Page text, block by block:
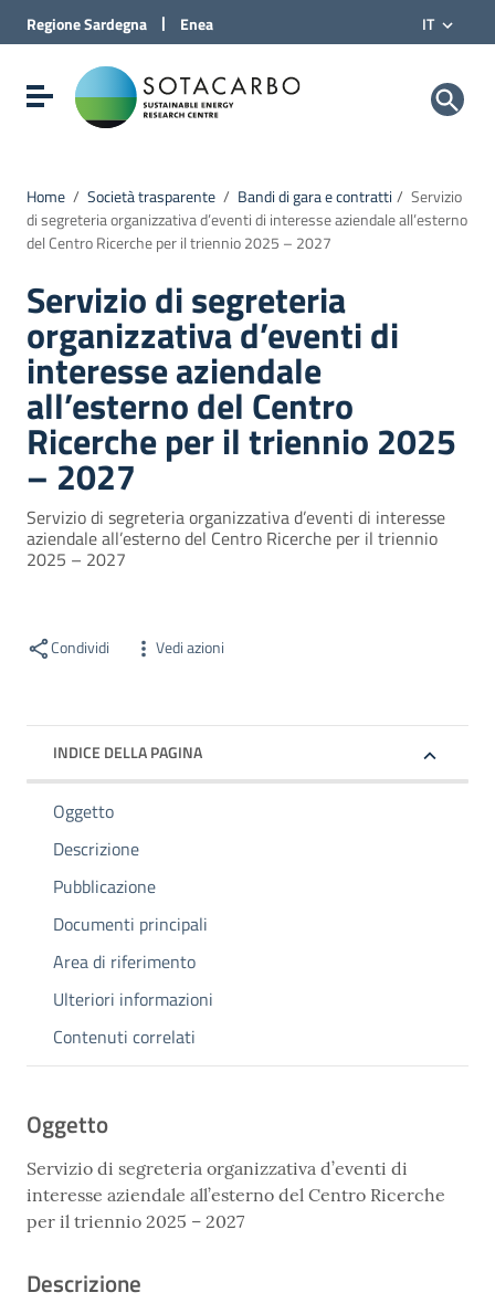
Vai al Contenuto
Vai alla navigazione del sito
Vai al Footer
RegioneSardegna | Enea IT
Visualizza/nascondi menu di navigazioneSotacarbo SpA
Home / Società trasparente / Bandi di gara e contratti / Servizio
di segreteria organizzativa d’eventi di interesse aziendale all’esterno
del Centro Ricerche per il triennio 2025 – 2027
Servizio di segreteria
organizzativa d’eventi di
interesse aziendale
all’esterno del Centro
Ricerche per il triennio 2025
– 2027
Servizio di segreteria organizzativa d’eventi di interesse
aziendale all’esterno del Centro Ricerche per il triennio
2025 – 2027
Condividi Vedi azioni
INDICE DELLA PAGINA
Oggetto
Descrizione
Pubblicazione
Documenti principali
Area di riferimento
Ulteriori informazioni
Contenuti correlati
Oggetto
Servizio di segreteria organizzativa d’eventi di
interesse aziendale all’esterno del Centro Ricerche
per il triennio 2025 – 2027
Descrizione